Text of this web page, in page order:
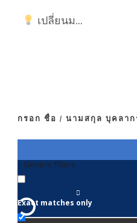
เปลี่ยนม...
กรอก ชื่อ / นามสกุล บุคลา
Generic filters
Exact matches only